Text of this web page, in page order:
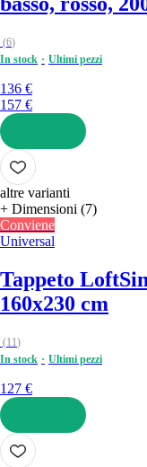
(6)
In stock
Ultimi pezzi
136 €
157 €
AGGIUNGI
altre varianti
+ Dimensioni (7)
Conviene
Universal
Tappeto Loft
160x230 cm
(11)
In stock
Ultimi pezzi
127 €
AGGIUNGI